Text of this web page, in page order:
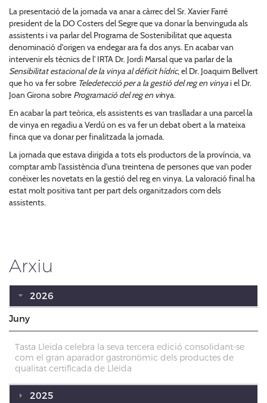
La presentació de la jornada va anar a càrrec del Sr. Xavier Farré
president de la DO Costers del Segre que va donar la benvinguda als
assistents i va parlar del Programa de Sostenibilitat que aquesta
denominació d'origen va endegar ara fa dos anys. En acabar van
intervenir els tècnics de l' IRTA Dr. Jordi Marsal que va parlar de la
Sensibilitat estacional de la vinya al dèficit hídric, el Dr. Joaquim Bellvert
que ho va fer sobre Teledetecció per a la gestió del reg en vinyai el Dr.
Joan Girona sobre Programació del reg en vinya.
En acabar la part teòrica, els assistents es van traslladar a una parcel·la
de vinya en regadiu a Verdú on es va fer un debat obert a la mateixa
finca que va donar per finalitzada la jornada.
La jornada que estava dirigida a tots els productors de la província, va
comptar amb l'assistència d'una treintena de persones que van poder
conèixer les novetats en la gestió del reg en vinya. La valoració final ha
estat molt positiva tant per part dels organitzadors com dels
assistents.
Arxiu
2026
Juny
Tasta Lleida celebra la seva tercera edició consolidant-se
com el gran aparador gastronòmic dels productes de
qualitat certificada de Lleida
2025